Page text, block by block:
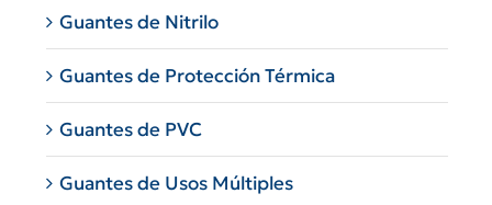
Guantes de Nitrilo
Guantes de Protección Térmica
Guantes de PVC
Guantes de Usos Múltiples